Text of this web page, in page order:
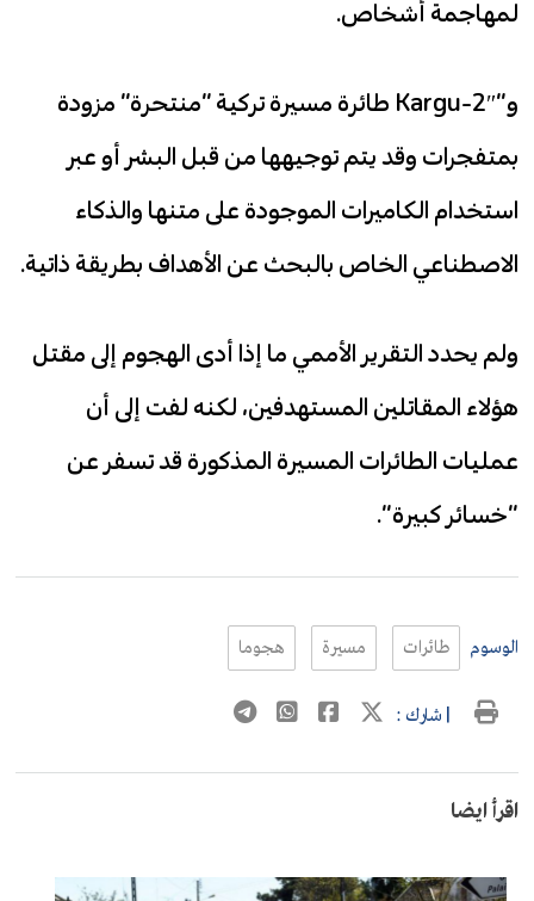
لمهاجمة أشخاص.
و”Kargu-2″ طائرة مسيرة تركية “منتحرة” مزودة
بمتفجرات وقد يتم توجيهها من قبل البشر أو عبر
استخدام الكاميرات الموجودة على متنها والذكاء
الاصطناعي الخاص بالبحث عن الأهداف بطريقة ذاتية.
ولم يحدد التقرير الأممي ما إذا أدى الهجوم إلى مقتل
هؤلاء المقاتلين المستهدفين، لكنه لفت إلى أن
عمليات الطائرات المسيرة المذكورة قد تسفر عن
“خسائر كبيرة”.
الوسوم طائرات مسيرة هجوما
| شارك :
اقرأ ايضا